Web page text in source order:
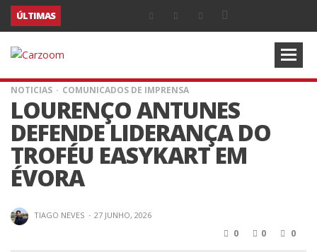
ÚLTIMAS
NOTICIAS COMUNICADOS DE IMPRENSA
LOURENÇO ANTUNES
DEFENDE LIDERANÇA DO
TROFÉU EASYKART EM
ÉVORA
TIAGO NEVES · 27 JUNHO, 2026
0 0 0